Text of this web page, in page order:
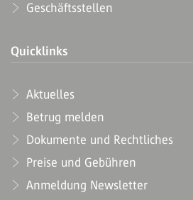
Geschäftsstellen
Quicklinks
Aktuelles
Betrug melden
Dokumente und Rechtliches
Preise und Gebühren
Anmeldung Newsletter